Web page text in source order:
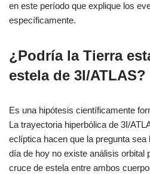
en este período que explique los
específicamente.
¿Podría la Tierra
estela de 3I/ATLAS?
Es una hipótesis científicamente
La trayectoria hiperbólica de 3I/
eclíptica hacen que la pregunta
día de hoy no existe análisis orbital
cruce de estela entre ambos